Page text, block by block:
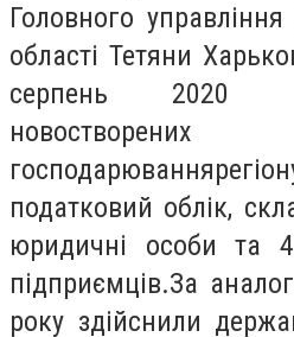
Головного
області Тетяни
серпень 2020
господарювання
податковий облік,
юридичні особи та
підприємців.За
року здійснили